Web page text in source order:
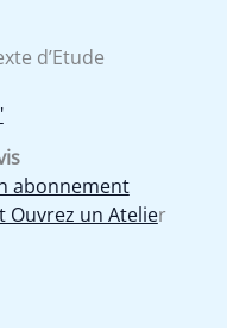
d’Etude
abonnement
Ouvrez un Atelier